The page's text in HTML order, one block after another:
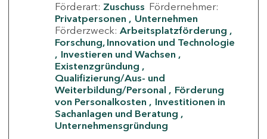
Förderart: Zuschuss Fördernehmer:
Privatpersonen
Unternehmen
Förderzweck: Arbeitsplatzförderung
Forschung, Innovation und Technologie
Investieren und Wachsen
Existenzgründung
Qualifizierung/Aus- und
Weiterbildung/Personal
Förderung
von Personalkosten
Investitionen in
Sachanlagen und Beratung
Unternehmensgründung